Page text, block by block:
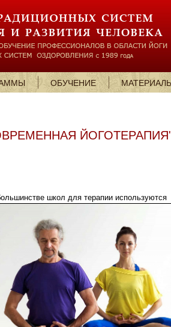
ОБУЧЕНИЕ
школ для терапии используются